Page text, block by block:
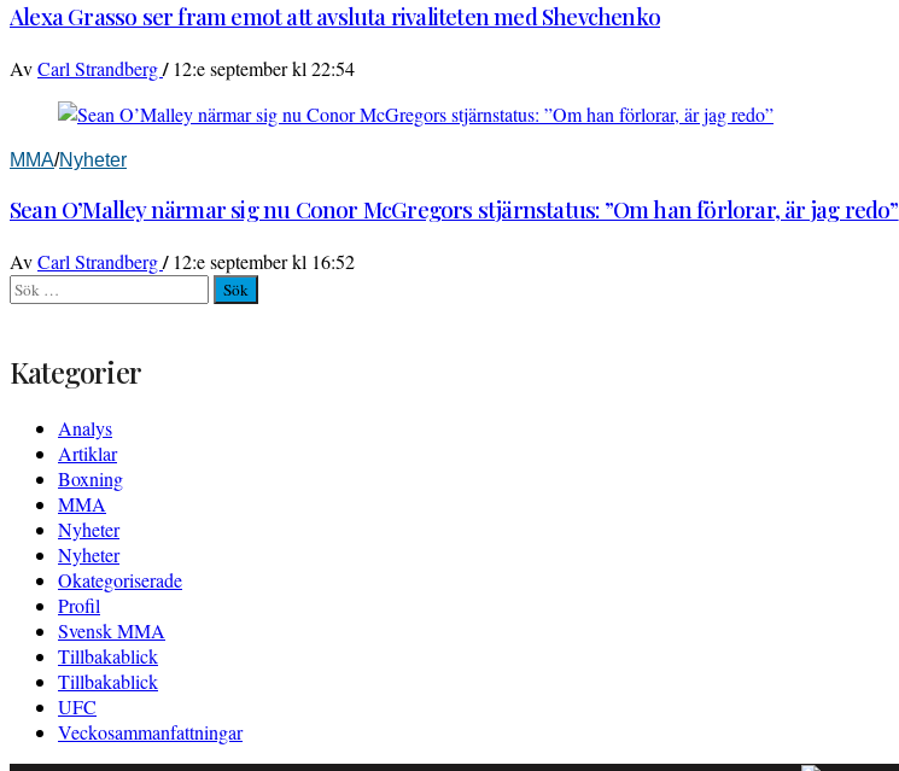
Alexa Grasso ser fram emot att avsluta rivaliteten med Shevchenko
AvCarl Strandberg/ 12:e september kl 22:54
MMA/Nyheter
Sean O’Malley närmar sig nu Conor McGregors stjärnstatus: ”Om han förlorar, är jag redo”
AvCarl Strandberg/ 12:e september kl 16:52
Sök
efter:
Kategorier
Analys
Artiklar
Boxning
MMA
Nyheter
Nyheter
Okategoriserade
Profil
Svensk MMA
Tillbakablick
Tillbakablick
UFC
Veckosammanfattningar